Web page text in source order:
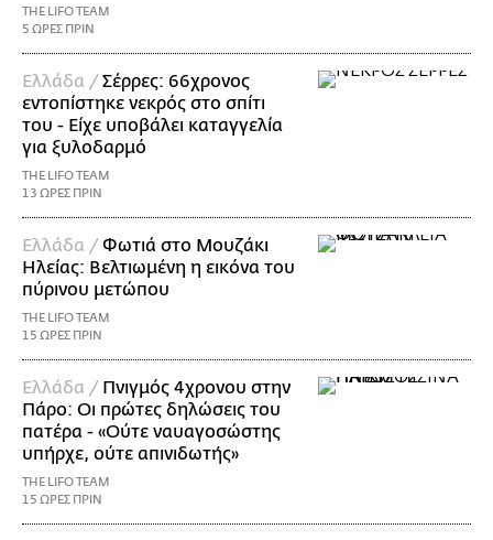
THE LIFO TEAM
5 ΩΡΕΣ ΠΡΙΝ
Ελλάδα /Σέρρες: 66χρονος
εντοπίστηκε νεκρός στο σπίτι
του - Είχε υποβάλει καταγγελία
για ξυλοδαρμό
THE LIFO TEAM
13 ΩΡΕΣ ΠΡΙΝ
Ελλάδα /Φωτιά στο Μουζάκι
Ηλείας: Βελτιωμένη η εικόνα του
πύρινου μετώπου
THE LIFO TEAM
15 ΩΡΕΣ ΠΡΙΝ
Ελλάδα / Πνιγμός 4χρονου στην
Πάρο: Οι πρώτες δηλώσεις του
πατέρα - «Ούτε ναυαγοσώστης
υπήρχε, ούτε απινιδωτής»
THE LIFO TEAM
15 ΩΡΕΣ ΠΡΙΝ